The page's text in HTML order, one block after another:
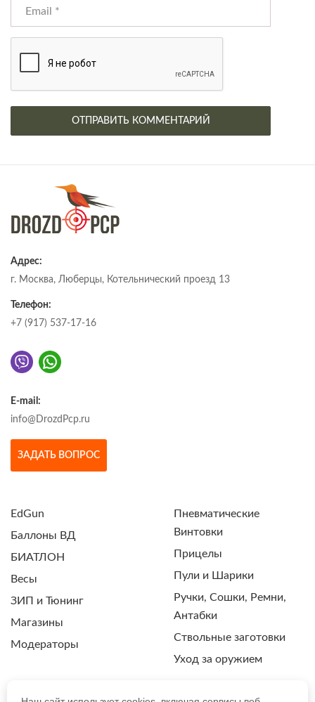
Адрес:
г. Москва, Люберцы, Котельнический проезд 13
Телефон:
+7 (917) 537-17-16
E-mail:
info@DrozdPcp.ru
ЗАДАТЬ ВОПРОС
EdGun
Баллоны ВД
БИАТЛОН
Весы
ЗИП и Тюнинг
Магазины
Модераторы
Пневматические
Винтовки
Прицелы
Пули и Шарики
Ручки, Сошки, Ремни,
Антабки
Ствольные заготовки
Уход за оружием